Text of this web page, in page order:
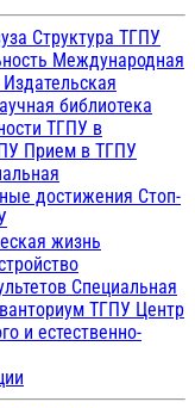
Структура ТГПУ
Международная
Издательская
библиотека
ТГПУ в
Прием в ТГПУ
достижения Стоп-
жизнь
Специальная
ТГПУ Центр
и естественно-